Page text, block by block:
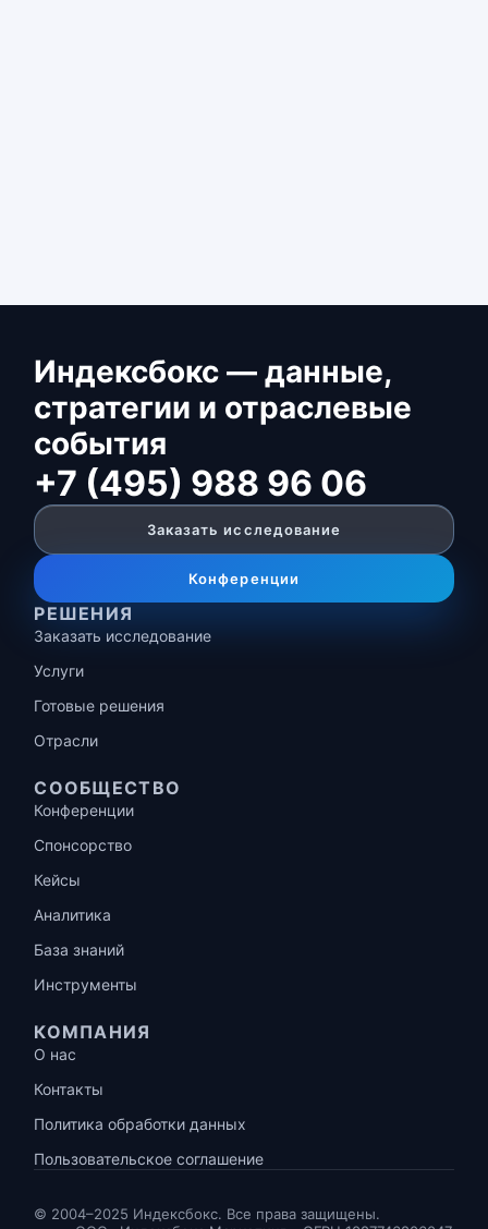
Индексбокс — данные,
стратегии и отраслевые
события
+7 (495) 988 96 06
Заказать исследование
Конференции
РЕШЕНИЯ
Заказать исследование
Услуги
Готовые решения
Отрасли
СООБЩЕСТВО
Конференции
Спонсорство
Кейсы
Аналитика
База знаний
Инструменты
КОМПАНИЯ
О нас
Контакты
Политика обработки данных
Пользовательское соглашение
© 2004–2025 Индексбокс. Все права защищены.